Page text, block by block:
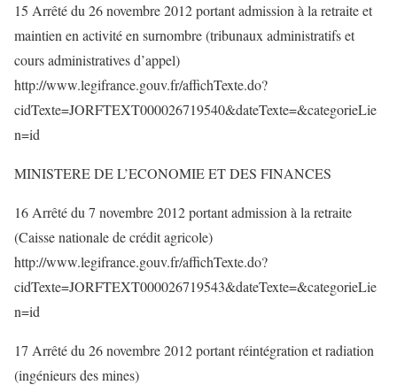
15 Arrêté du 26 novembre 2012 portant admission à la retraite et
maintien en activité en surnombre (tribunaux administratifs et
cours administratives d’appel)
http://www.legifrance.gouv.fr/affichTexte.do?
cidTexte=JORFTEXT000026719540&dateTexte=&categorieLie
n=id
MINISTERE DE L’ECONOMIE ET DES FINANCES
16 Arrêté du 7 novembre 2012 portant admission à la retraite
(Caisse nationale de crédit agricole)
http://www.legifrance.gouv.fr/affichTexte.do?
cidTexte=JORFTEXT000026719543&dateTexte=&categorieLie
n=id
17 Arrêté du 26 novembre 2012 portant réintégration et radiation
(ingénieurs des mines)